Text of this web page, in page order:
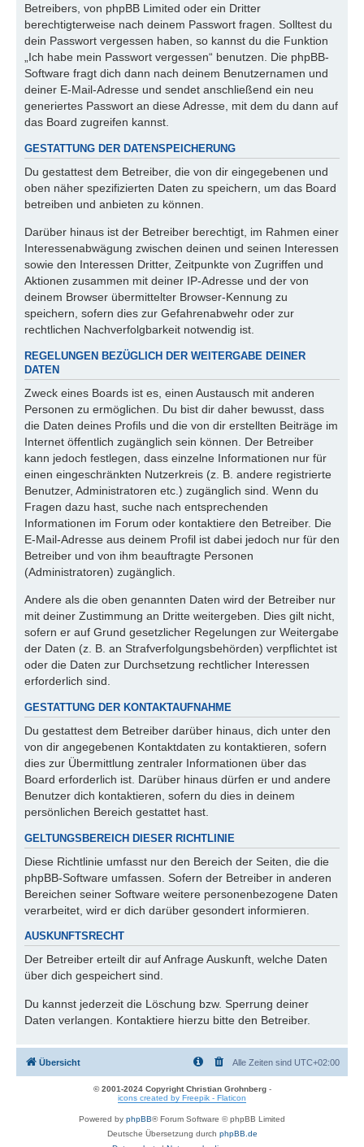
Betreibers, von phpBB Limited oder ein Dritter
berechtigterweise nach deinem Passwort fragen. Solltest du
dein Passwort vergessen haben, so kannst du die Funktion
„Ich habe mein Passwort vergessen“ benutzen. Die phpBB-
Software fragt dich dann nach deinem Benutzernamen und
deiner E-Mail-Adresse und sendet anschließend ein neu
generiertes Passwort an diese Adresse, mit dem du dann auf
das Board zugreifen kannst.
GESTATTUNG DER DATENSPEICHERUNG
Du gestattest dem Betreiber, die von dir eingegebenen und
oben näher spezifizierten Daten zu speichern, um das Board
betreiben und anbieten zu können.
Darüber hinaus ist der Betreiber berechtigt, im Rahmen einer
Interessenabwägung zwischen deinen und seinen Interessen
sowie den Interessen Dritter, Zeitpunkte von Zugriffen und
Aktionen zusammen mit deiner IP-Adresse und der von
deinem Browser übermittelter Browser-Kennung zu
speichern, sofern dies zur Gefahrenabwehr oder zur
rechtlichen Nachverfolgbarkeit notwendig ist.
REGELUNGEN BEZÜGLICH DER WEITERGABE DEINER
DATEN
Zweck eines Boards ist es, einen Austausch mit anderen
Personen zu ermöglichen. Du bist dir daher bewusst, dass
die Daten deines Profils und die von dir erstellten Beiträge im
Internet öffentlich zugänglich sein können. Der Betreiber
kann jedoch festlegen, dass einzelne Informationen nur für
einen eingeschränkten Nutzerkreis (z. B. andere registrierte
Benutzer, Administratoren etc.) zugänglich sind. Wenn du
Fragen dazu hast, suche nach entsprechenden
Informationen im Forum oder kontaktiere den Betreiber. Die
E-Mail-Adresse aus deinem Profil ist dabei jedoch nur für den
Betreiber und von ihm beauftragte Personen
(Administratoren) zugänglich.
Andere als die oben genannten Daten wird der Betreiber nur
mit deiner Zustimmung an Dritte weitergeben. Dies gilt nicht,
sofern er auf Grund gesetzlicher Regelungen zur Weitergabe
der Daten (z. B. an Strafverfolgungsbehörden) verpflichtet ist
oder die Daten zur Durchsetzung rechtlicher Interessen
erforderlich sind.
GESTATTUNG DER KONTAKTAUFNAHME
Du gestattest dem Betreiber darüber hinaus, dich unter den
von dir angegebenen Kontaktdaten zu kontaktieren, sofern
dies zur Übermittlung zentraler Informationen über das
Board erforderlich ist. Darüber hinaus dürfen er und andere
Benutzer dich kontaktieren, sofern du dies in deinem
persönlichen Bereich gestattet hast.
GELTUNGSBEREICH DIESER RICHTLINIE
Diese Richtlinie umfasst nur den Bereich der Seiten, die die
phpBB-Software umfassen. Sofern der Betreiber in anderen
Bereichen seiner Software weitere personenbezogene Daten
verarbeitet, wird er dich darüber gesondert informieren.
AUSKUNFTSRECHT
Der Betreiber erteilt dir auf Anfrage Auskunft, welche Daten
über dich gespeichert sind.
Du kannst jederzeit die Löschung bzw. Sperrung deiner
Daten verlangen. Kontaktiere hierzu bitte den Betreiber.
Übersicht Alle Zeiten sind UTC+02:00
© 2001-2024 Copyright Christian Grohnberg-
icons created by Freepik - Flaticon
Powered by phpBB® Forum Software © phpBB Limited
Deutsche Übersetzung durch phpBB.de